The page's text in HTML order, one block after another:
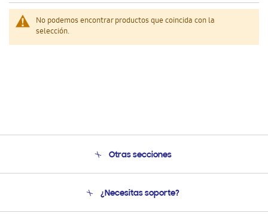
No podemos encontrar productos que coincida con la
selección.
Otras secciones
Soporte
¿Necesitas soporte?